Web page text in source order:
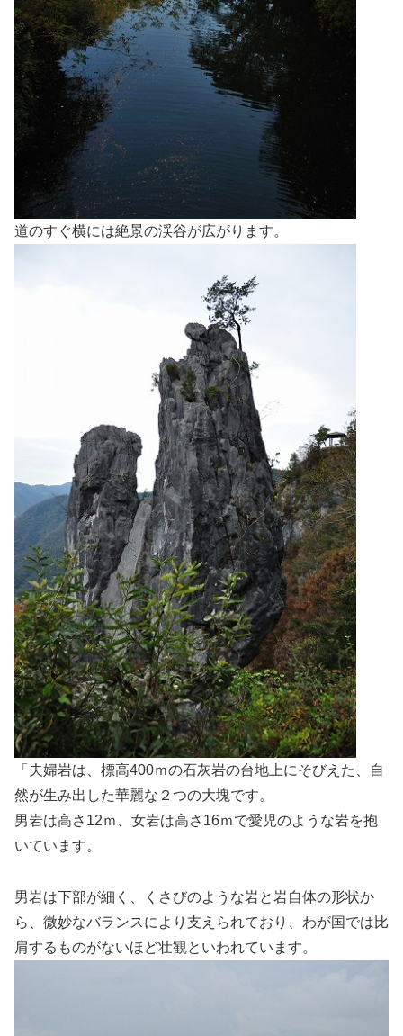
道のすぐ横には絶景の渓谷が広がります。
「夫婦岩は、標高400ｍの石灰岩の台地上にそびえた、自
然が生み出した華麗な２つの大塊です。
男岩は高さ12ｍ、女岩は高さ16ｍで愛児のような岩を抱
いています。
男岩は下部が細く、くさびのような岩と岩自体の形状か
ら、微妙なバランスにより支えられており、わが国では比
肩するものがないほど壮観といわれています。